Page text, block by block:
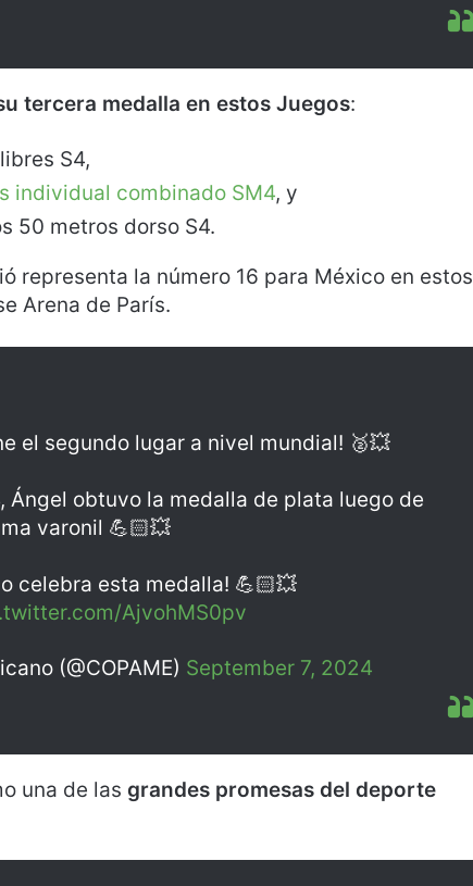
tercera medalla en estos Juegos:
S4,
individual combinado SM4, y
50 metros dorso S4.
representa la número 16 para México en estos
Arena de París.
el segundo lugar a nivel mundial! 🥈💥
Ángel obtuvo la medalla de plata luego de
varonil 💪🏻💥
celebra esta medalla! 💪🏻💥
AjvohMS0pv
(@COPAME) September 7, 2024
una de las grandes promesas del deporte